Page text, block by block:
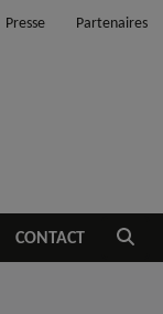
Presse Partenaires
CONTACT